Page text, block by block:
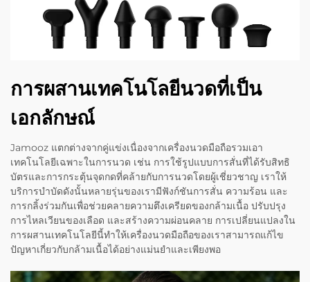
การผสานเทคโนโลยีนวดที่เป็น
เอกลักษณ์
Jamooz แตกต่างจากคู่แข่งเนื่องจากเครื่องนวดมือถือรวมเอา
เทคโนโลยีเฉพาะในการนวด เช่น การใช้รูปแบบการสั่นที่ได้รับสิทธิ
บัตรและการกระตุ้นจุดกดที่คล้ายกับการนวดโดยผู้เชี่ยวชาญ เราให้
บริการบำบัดดังนั้นหลายรุ่นของเรามีฟังก์ชันการสั่น ความร้อน และ
การกลิ้งร่วมกันเพื่อช่วยคลายความตึงเครียดของกล้ามเนื้อ ปรับปรุง
การไหลเวียนของเลือด และสร้างความผ่อนคลาย การเปลี่ยนแปลงใน
การผสานเทคโนโลยีนี้ทำให้เครื่องนวดมือถือของเราสามารถแก้ไข
ปัญหาเกี่ยวกับกล้ามเนื้อได้อย่างแม่นยำและเพียงพอ